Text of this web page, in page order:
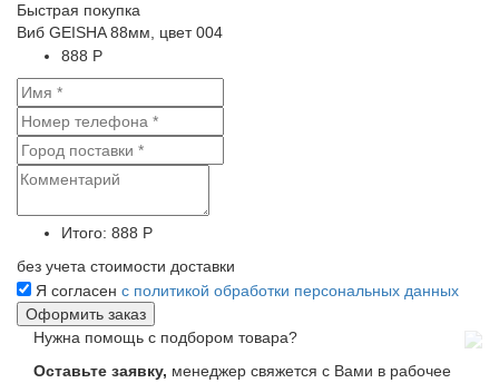
Быстрая покупка
Виб GEISHA 88мм, цвет 004
888 Р
Итого: 888 Р
без учета стоимости доставки
Я согласен с политикой обработки персональных данных
Нужна помощь с подбором товара?
Оставьте заявку, менеджер свяжется с Вами в рабочее